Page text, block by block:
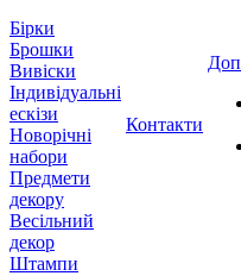
Бірки
Брошки
Вивіски
Індивідуальні
ескізи
Новорічні
набори
Предмети
декору
Весільний
декор
Штампи
Контакти